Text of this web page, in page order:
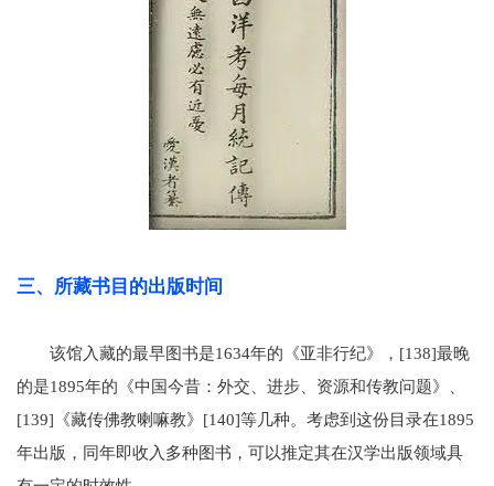
三、所藏书目的出版时间
该馆入藏的最早图书是1634年的《亚非行纪》，[138]最晚
的是1895年的《中国今昔：外交、进步、资源和传教问题》、
[139]《藏传佛教喇嘛教》[140]等几种。考虑到这份目录在1895
年出版，同年即收入多种图书，可以推定其在汉学出版领域具